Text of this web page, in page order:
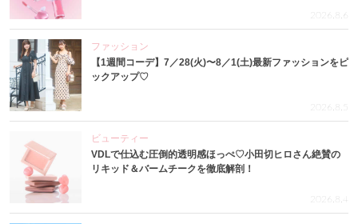
2026.8.6
ファッション
【1週間コーデ】7／28(火)〜8／1(土)最新ファッションをピ
ックアップ♡
2026.8.5
ビューティー
VDLで仕込む圧倒的透明感ほっぺ♡小田切ヒロさん絶賛の
リキッド＆バームチークを徹底解剖！
2026.8.4